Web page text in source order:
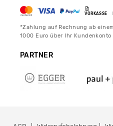
VORKASSE
*Zahlung auf Rechnung ab
1000 Euro über Ihr Kundenkonto
PARTNER